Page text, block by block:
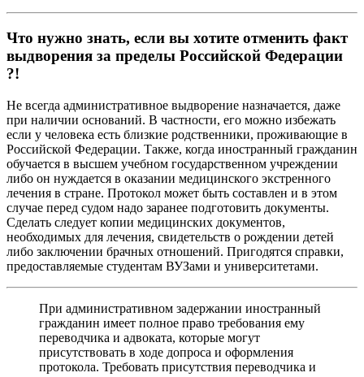
Что нужно знать, если вы хотите отменить факт
выдворения за пределы Российской Федерации
?!
Не всегда административное выдворение назначается, даже
при наличии оснований. В частности, его можно избежать
если у человека есть близкие родственники, проживающие в
Российской Федерации. Также, когда иностранный гражданин
обучается в высшем учебном государственном учреждении
либо он нуждается в оказании медицинского экстренного
лечения в стране. Протокол может быть составлен и в этом
случае перед судом надо заранее подготовить документы.
Сделать следует копии медицинских документов,
необходимых для лечения, свидетельств о рождении детей
либо заключении брачных отношений. Пригодятся справки,
предоставляемые студентам ВУЗами и университетами.
При административном задержании иностранный
гражданин имеет полное право требования ему
переводчика и адвоката, которые могут
присутствовать в ходе допроса и оформления
протокола. Требовать присутствия переводчика и